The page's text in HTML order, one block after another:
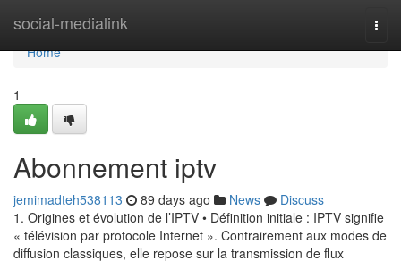
social-medialink
Home
Home
1
Abonnement iptv
jemimadteh538113 89 days ago News
Discuss
1. Origines et évolution de l’IPTV • Définition initiale : IPTV signifie
« télévision par protocole Internet ». Contrairement aux modes de
diffusion classiques, elle repose sur la transmission de flux